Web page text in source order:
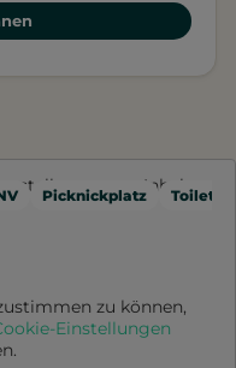
Picknickplatz
externe Inhalte
zu können,
Einstellungen